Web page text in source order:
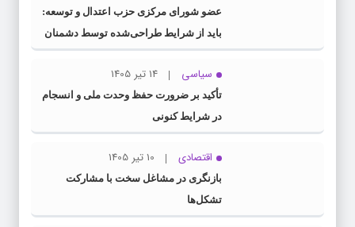
عضو شورای مرکزی حزب اعتدال و توسعه:
باید از شرایط طراحی‌شده توسط دشمنان
عبور کنیم
سیاسی 14 تیر 1405
تأکید بر ضرورت حفظ وحدت ملی و انسجام
در شرایط کنونی
اقتصادی 10 تیر 1405
بازنگری در مشاغل سخت با مشارکت
تشکل‌ها